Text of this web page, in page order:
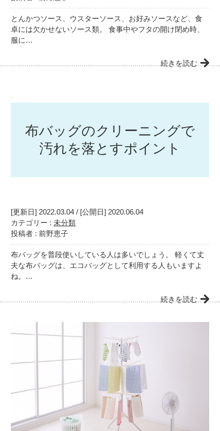
とんかつソース、ウスターソース、お好みソースなど、食
卓には欠かせないソース類。 食事中やフタの開け閉め時、
服に…
続きを読む
布バッグのクリーニングで
汚れを落とすポイント
[更新日] 2022.03.04 / [公開日] 2020.06.04
カテゴリー :未分類
投稿者 : 前野恵子
布バッグを普段使いしている人は多いでしょう。 軽くて丈
夫な布バッグは、エコバッグとして利用する人もいますよ
ね。…
続きを読む